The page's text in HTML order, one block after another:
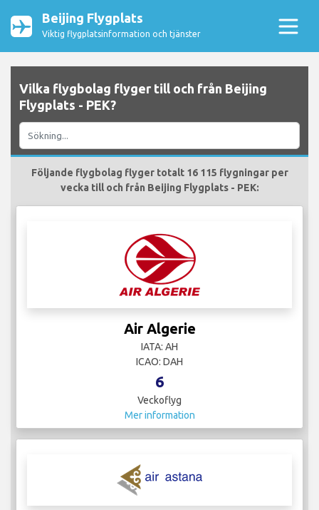
Beijing Flygplats
Viktig flygplatsinformation och tjänster
Vilka flygbolag flyger till och från Beijing
Flygplats - PEK?
Följande flygbolag flyger totalt 16 115 flygningar per
vecka till och från Beijing Flygplats - PEK:
Air Algerie
IATA: AH
ICAO: DAH
6
Veckoflyg
Mer information